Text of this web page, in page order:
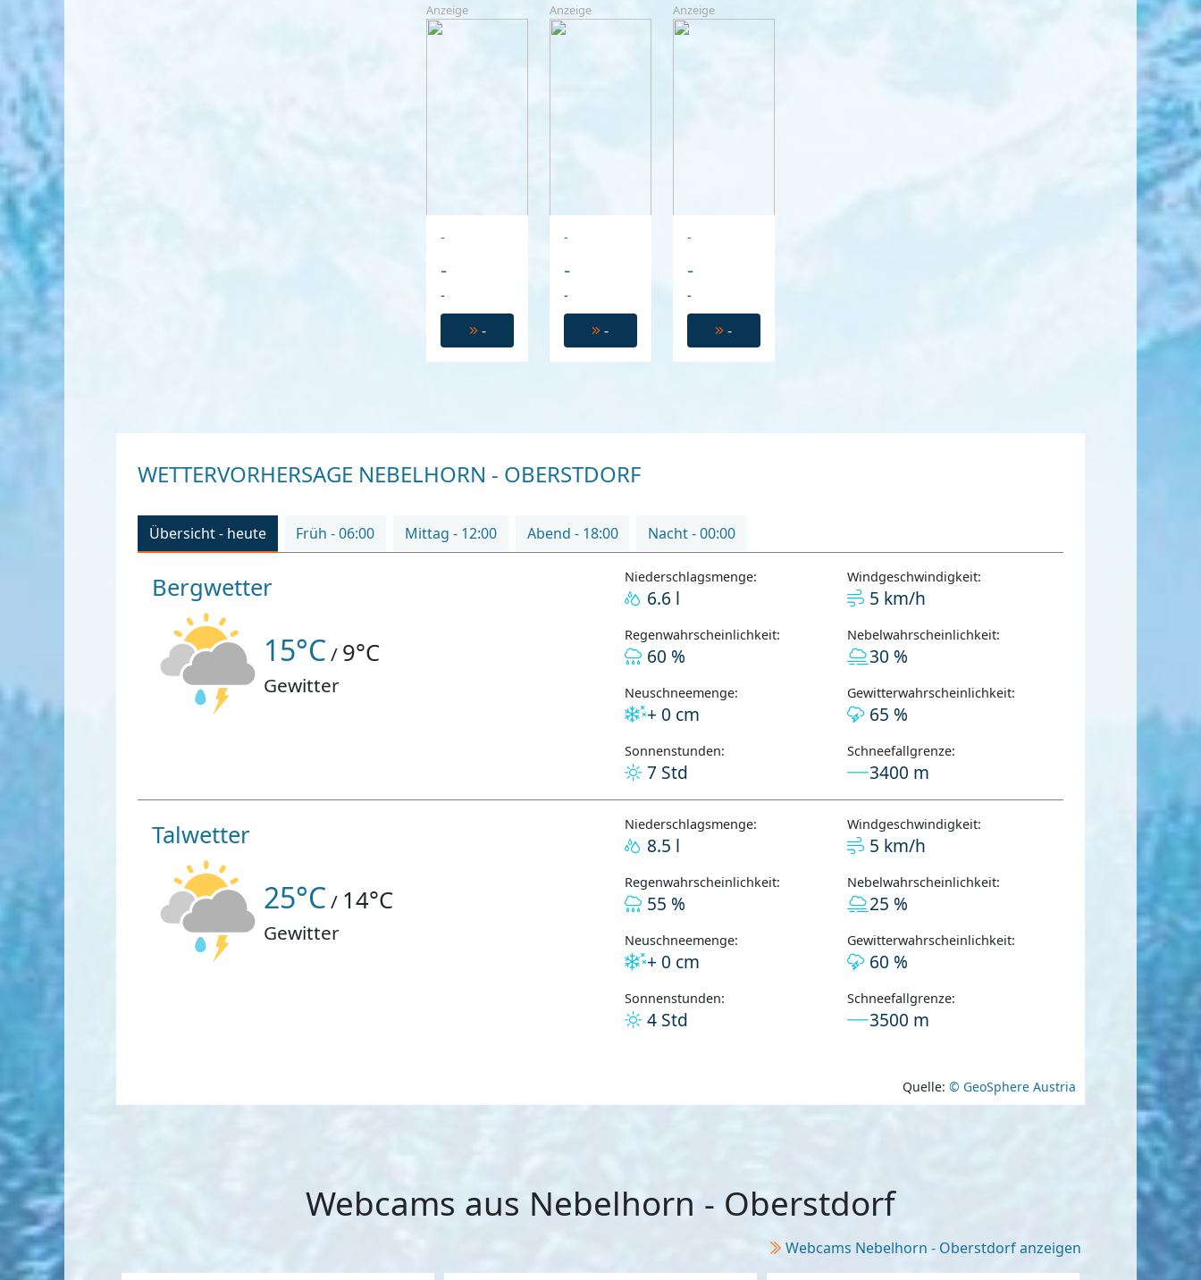
Anzeige
-
-
-
-
Anzeige
-
-
-
-
Anzeige
-
-
-
-
WETTERVORHERSAGE NEBELHORN - OBERSTDORF
Übersicht - heute Früh - 06:00 Mittag - 12:00 Abend - 18:00 Nacht - 00:00
Bergwetter
15°C / 9°C
Gewitter
Niederschlagsmenge:
6.6 l
Regenwahrscheinlichkeit:
60 %
Neuschneemenge:
+ 0 cm
Sonnenstunden:
7 Std
Windgeschwindigkeit:
5 km/h
Nebelwahrscheinlichkeit:
30 %
Gewitterwahrscheinlichkeit:
65 %
Schneefallgrenze:
3400 m
Talwetter
25°C / 14°C
Gewitter
Niederschlagsmenge:
8.5 l
Regenwahrscheinlichkeit:
55 %
Neuschneemenge:
+ 0 cm
Sonnenstunden:
4 Std
Windgeschwindigkeit:
5 km/h
Nebelwahrscheinlichkeit:
25 %
Gewitterwahrscheinlichkeit:
60 %
Schneefallgrenze:
3500 m
Quelle: © GeoSphere Austria
Webcams aus Nebelhorn - Oberstdorf
Webcams Nebelhorn - Oberstdorf anzeigen